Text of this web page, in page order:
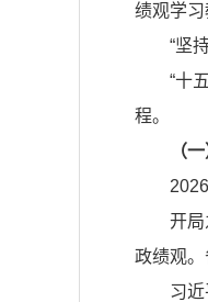
绩观学习
“坚
“十
程。
（
开局
政绩观
习